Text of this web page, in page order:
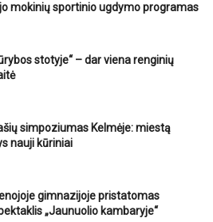
mokinių sportinio ugdymo programas
stotyje“ – dar viena renginių
simpoziumas Kelmėje: miestą
nauji kūriniai
gimnazijoje pristatomas
„Jaunuolio kambaryje“